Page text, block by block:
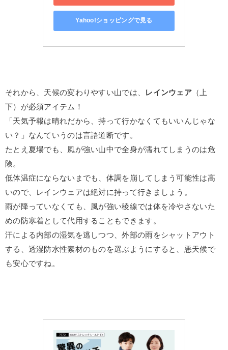
Yahoo!ショッピングで見る
それから、天候の変わりやすい山では、 レインウェア（上
下）が必須アイテム！
「天気予報は晴れだから、持って行かなくてもいいんじゃな
い？」なんていうのは言語道断です。
たとえ夏場でも、風が強い山中で全身が濡れてしまうのは危
険。
低体温症にならないまでも、体調を崩してしまう可能性は高
いので、レインウェアは絶対に持って行きましょう。
雨が降っていなくても、風が強い稜線では体を冷やさないた
めの防寒着として代用することもできます。
汗による内部の湿気を逃しつつ、外部の雨をシャットアウト
する、透湿防水性素材のものを選ぶようにすると、悪天候で
も安心ですね。